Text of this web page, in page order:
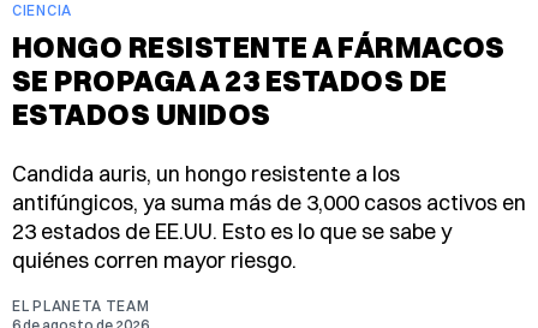
CIENCIA
HONGO RESISTENTE A FÁRMACOS
SE PROPAGA A 23 ESTADOS DE
ESTADOS UNIDOS
Candida auris, un hongo resistente a los
antifúngicos, ya suma más de 3,000 casos activos en
23 estados de EE.UU. Esto es lo que se sabe y
quiénes corren mayor riesgo.
EL PLANETA TEAM